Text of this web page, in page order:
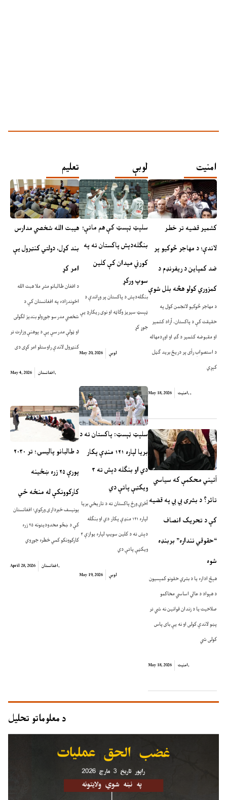
تعلیم
هیبت الله شخصي مدارس
بند کړل، دولتي کنټرول یې
امر کړ
د افغان طالبانو مشر ملا هبت الله
اخوندزاده په افغانستان کې د
شخصي مدرسو جوړولو بندیز لګولی
او ټولې مدرسې یې د پوهنې وزارت تر
کنټرول لاندې راوستلو امر کړی دی
May 4, 2026 افغانستان,
د طالبانو پالیسۍ؛ تر ۲۰۳۰
پورې ۲۵ زره ښځینه
کارکوونکې له منځه ځي
یونیسف خبرداری ورکوي؛ افغانستان
کې د ښځو محدودیتونه ۲۵ زره
کارکوونکو کمي خطره جوړوي
April 28, 2026 افغانستان,
لوبې
سلېټ ټېسټ کې هم ماتې؛
بنګله‌دېش پاکستان ته په
کورني میدان کې کلین
سوپ ورکړ
بنګله‌دېش د پاکستان پر وړاندې د
ټېسټ سیریز وګاټه او نوی ریکارډ یې
جوړ کړ
May 20, 2026 لوبې
سلېټ ټېسټ: پاکستان ته د
بریا لپاره ۱۲۱ منډې پکار
دي او بنګله دېش ته ۳
ویکټې پاتې دي
آخري ورځ پاکستان ته د تاریخي بریا
لپاره ۱۲۱ منډې پکار دي او بنګله
دېش ته د کلین سویپ لپاره یوازې ۳
ویکټې پاتې دي
May 19, 2026 لوبې
امنیت
کشمیر قضیه تر خطر
لاندې؛ د مهاجر څوکيو پر
ضد کمپاین د ریفرنډم د
کمزوري کولو هڅه بلل شوې
د مهاجر څوکيو لانجمن کول په
حقیقت کې د پاکستان، آزاد کشمیر
او مقبوضه کشمیر د ګډ او اوږدمهاله
د استصوابِ رأی پر دریځ برید ګڼل
کېږي
May 18, 2026 امنیت,,
آئیني محکمې که سیاسي
تاثر؟ د بشری بي بي په قضیه
کې د تحریک انصاف
“حقوقي ننداره” بربنډه
شوه
هېڅ اداره یا د بشري حقونو کمېسیون
د هېواد د عالي اساسي محاکمو
صلاحیت یا د زندان قوانین نه شي تر
پښو لاندې کولی او نه یې بای پاس
کولی شي
May 18, 2026 امنیت,
د معلوماتو تحلیل